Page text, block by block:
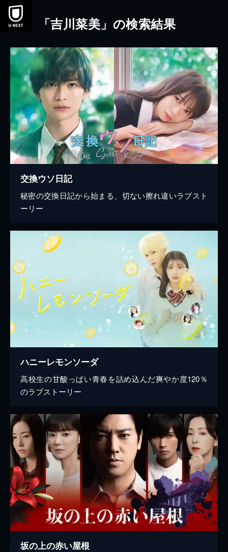
本文へスキップ
「吉川菜美」の検索結果
交換ウソ日記
秘密の交換日記から始まる、切ない擦れ違いラブスト
ーリー
ハニーレモンソーダ
高校生の甘酸っぱい青春を詰め込んだ爽やか度120％
のラブストーリー
坂の上の赤い屋根